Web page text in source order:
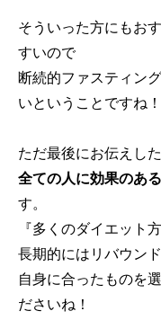
そういった方にもお
すいので
断続的ファスティン
いということですね！
ただ最後にお伝えした
全ての人に効果のあ
す。
『多くのダイエット
長期的にはリバウン
自身に合ったものを
ださいね！